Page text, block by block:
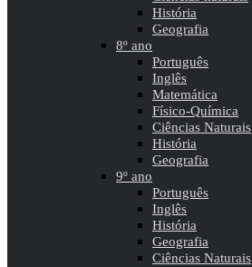
História
Geografia
8º ano
Português
Inglês
Matemática
Físico-Química
Ciências Naturais
História
Geografia
9º ano
Português
Inglês
História
Geografia
Ciências Naturais